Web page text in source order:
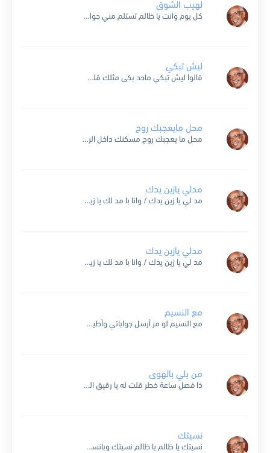
لهيب الشوق
كل يوم وانت يا ظالم تستلم مني جواب فيه أشرح لك لهيب الشوق وأصور لك فيه معنى العذاب كل كلمة في سطور فيها أكثر .. أكثر من عتاب لكن انت...
ليش تبكي
قالوا ليش تبكي ماحد بكى مثلك قلت أبكي من فقدي أعز ما أملك طول الحياة بابكي .. بابكي ولا بارتاح والدنيا ايش تسوى واللي أحبه راح كنت أحسبه صاين هواه...
محل مايعجبك روح
محل ما يعجبك روح مسكنك داخل الروح باتعذب على شانك وبقول مسموح محل ما يعجبك روح .. بصبر ع مجونك لأجل خاطر عيونك با يتمي فؤادي لك مدى العمر مفتوح...
مدلي يازين يدك
مد لي يا زين يدك / وانا با مد لك يا زين يديالفنان اللحجي محمد سعد عبداللله ضاع عمرك وانت وحدك / وانتهى عمري وانا عايش لوحدي ليش ما نرجع...
مدلي يازين يدك
مد لي يا زين يدك / وانا با مد لك يا زين يديالفنان اللحجي محمد سعد عبداللله ضاع عمرك وانت وحدك / وانتهى عمري وانا عايش لوحدي ليش ما نرجع...
مع النسيم
مع النسيم لو مر أرسل جواباتي وأطيب تحياتي لك يا حلى يا أسمر وأنت ولا سائل عني وعن حالي لكن انا أستاهل هذا الجفاء وأكثر على أحر من نار كنت...
من بلي بالهوى
ذا فصل ساعة خطر قلت له يا رقيق الطبع كلمة ولو جبر خاطر راقب الله شفنا في خطر قال صبرك على حمل المشقه والاخطار من بلي بالهوى يصبر على الحلو...
نسيتك
نسيتك يا ظالم يا ظالم نسيتك وبانسى غرامك ويوم ما هويتك نسيتك كلمة أحبك نسيتها زمان وعطفي نسيته عليك والحنان وقدرت أكره يوم ما لقيتك نسيتك يا ما كنت تبكي...